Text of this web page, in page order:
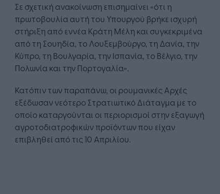
Σε σχετική ανακοίνωση επισημαίνει «ότι η
πρωτοβουλία αυτή του Υπουργού βρήκε ισχυρή
στήριξη από εννέα Κράτη Μέλη και συγκεκριμένα
από τη Σουηδία, το Λουξεμβούργο, τη Δανία, την
Κύπρο, τη Βουλγαρία, την Ισπανία, το Βέλγιο, την
Πολωνία και την Πορτογαλία».
Κατόπιν των παραπάνω, οι ρουμανικές Αρχές
εξέδωσαν νεότερο Στρατιωτικό Διάταγμα με το
οποίο καταργούνται οι περιορισμοί στην εξαγωγή
αγροτοδιατροφικών προϊόντων που είχαν
επιβληθεί από τις 10 Απριλίου.